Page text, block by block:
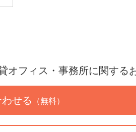
オフィス・事務所に関する
せる （無料）